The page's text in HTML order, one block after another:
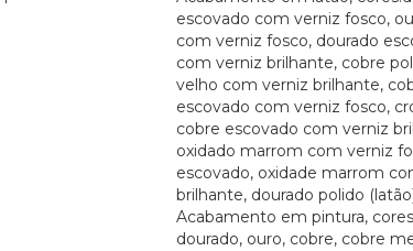
escovado com verniz fosco,
com verniz fosco, dourado
com verniz brilhante, cobre
velho com verniz brilhante,
escovado com verniz fosco,
cobre escovado com verniz
oxidado marrom com verniz
escovado, oxidade marrom
brilhante, dourado polido
Acabamento em pintura,
dourado, ouro, cobre, cobre